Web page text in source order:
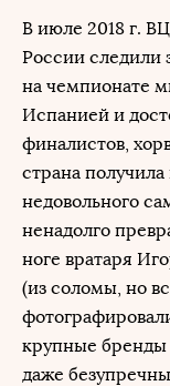
В июле 2018 г.
России следили
на чемпионате
Испанией и
финалистов,
страна
недовольного
ненадолго
ноге вратаря
(из соломы, но
крупные бренды
даже